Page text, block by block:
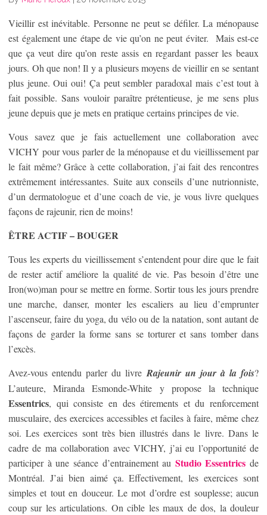
Vieillir est inévitable. Personne ne peut se défiler. La ménopause
est également une étape de vie qu’on ne peut éviter. Mais est-ce
que ça veut dire qu’on reste assis en regardant passer les beaux
jours. Oh que non! Il y a plusieurs moyens de vieillir en se sentant
plus jeune. Oui oui! Ça peut sembler paradoxal mais c’est tout à
fait possible. Sans vouloir paraître prétentieuse, je me sens plus
jeune depuis que je mets en pratique certains principes de vie.
Vous savez que je fais actuellement une collaboration avec
VICHY pour vous parler de la ménopause et du vieillissement par
le fait même? Grâce à cette collaboration, j’ai fait des rencontres
extrêmement intéressantes. Suite aux conseils d’une nutrionniste,
d’un dermatologue et d’une coach de vie, je vous livre quelques
façons de rajeunir, rien de moins!
ÊTRE ACTIF – BOUGER
Tous les experts du vieillissement s’entendent pour dire que le fait
de rester actif améliore la qualité de vie. Pas besoin d’être une
Iron(wo)man pour se mettre en forme. Sortir tous les jours prendre
une marche, danser, monter les escaliers au lieu d’emprunter
l’ascenseur, faire du yoga, du vélo ou de la natation, sont autant de
façons de garder la forme sans se torturer et sans tomber dans
l’excès.
Avez-vous entendu parler du livre Rajeunir un jour à la fois?
L’auteure, Miranda Esmonde-White y propose la technique
Essentrics, qui consiste en des étirements et du renforcement
musculaire, des exercices accessibles et faciles à faire, même chez
soi. Les exercices sont très bien illustrés dans le livre. Dans le
cadre de ma collaboration avec VICHY, j’ai eu l’opportunité de
participer à une séance d’entrainement au Studio Essentrics de
Montréal. J’ai bien aimé ça. Effectivement, les exercices sont
simples et tout en douceur. Le mot d’ordre est souplesse; aucun
coup sur les articulations. On cible les maux de dos, la douleur